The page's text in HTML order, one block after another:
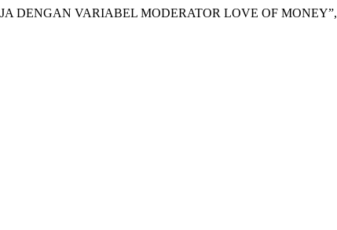
DENGAN VARIABEL MODERATOR LOVE OF MONEY”,